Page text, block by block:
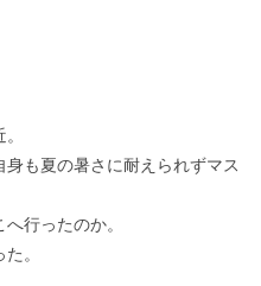
も夏の暑さに耐えられずマス
行ったのか。
。